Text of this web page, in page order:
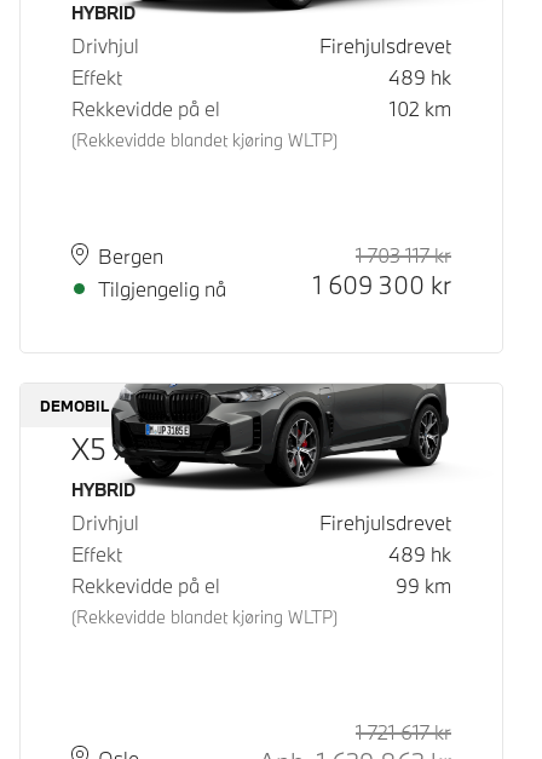
Drivstoff
HYBRID
Drivhjul
Firehjulsdrevet
Effekt
489 hk
Rekkevidde på el
(Rekkevidde blandet kjøring WLTP)
102 km
PlassBergen
Leveringstid
Tilgjengelig nå
1 703 117kr
1 609 300 kr
DEMOBIL
X5 xDrive50e
Drivstoff
HYBRID
Drivhjul
Firehjulsdrevet
Effekt
489 hk
Rekkevidde på el
(Rekkevidde blandet kjøring WLTP)
99 km
1 721 617kr